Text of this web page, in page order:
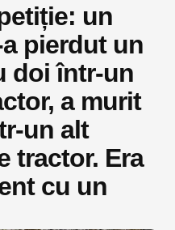
un
pierdut un
doi într-un
a murit
un alt
tractor. Era
cu un